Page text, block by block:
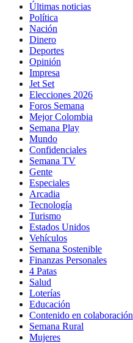
Últimas noticias
Política
Nación
Dinero
Deportes
Opinión
Impresa
Jet Set
Elecciones 2026
Foros Semana
Mejor Colombia
Semana Play
Mundo
Confidenciales
Semana TV
Gente
Especiales
Arcadia
Tecnología
Turismo
Estados Unidos
Vehículos
Semana Sostenible
Finanzas Personales
4 Patas
Salud
Loterías
Educación
Contenido en colaboración
Semana Rural
Mujeres